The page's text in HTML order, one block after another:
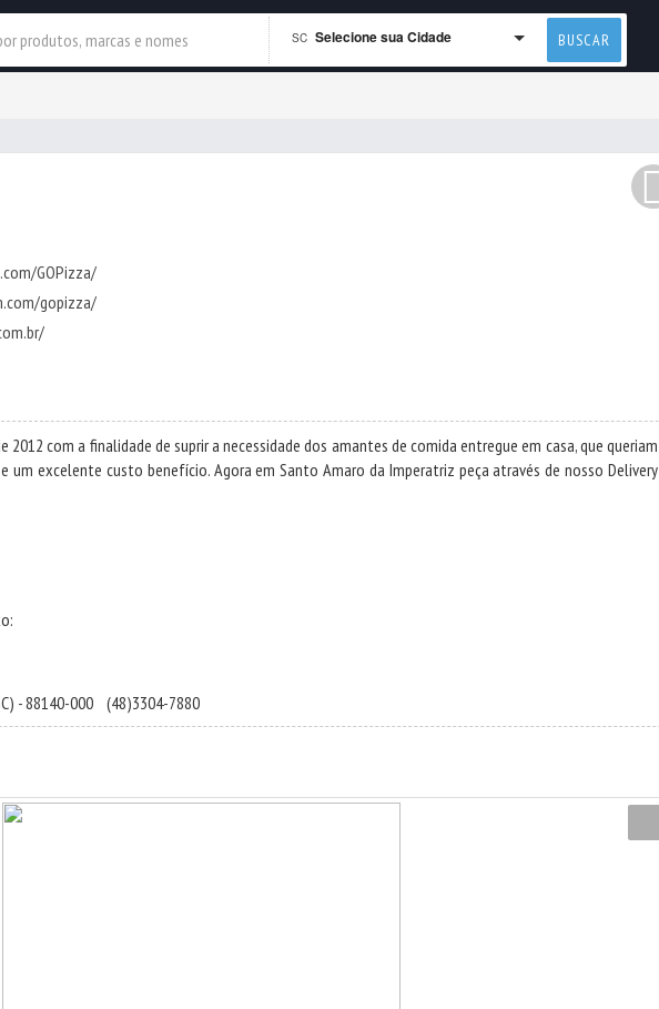
SC Selecione sua Cidade BUSCAR
GOPizza/
gopizza/
2012 com a finalidade de suprir a necessidade dos amantes de comida entregue em casa, que queriam
um excelente custo benefício. Agora em Santo Amaro da Imperatriz peça através de nosso Delivery
- 88140-000 (48)3304-7880